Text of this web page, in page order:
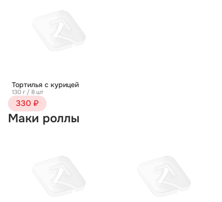
Тортилья с курицей
130 г / 8 шт
330 ₽
Маки роллы